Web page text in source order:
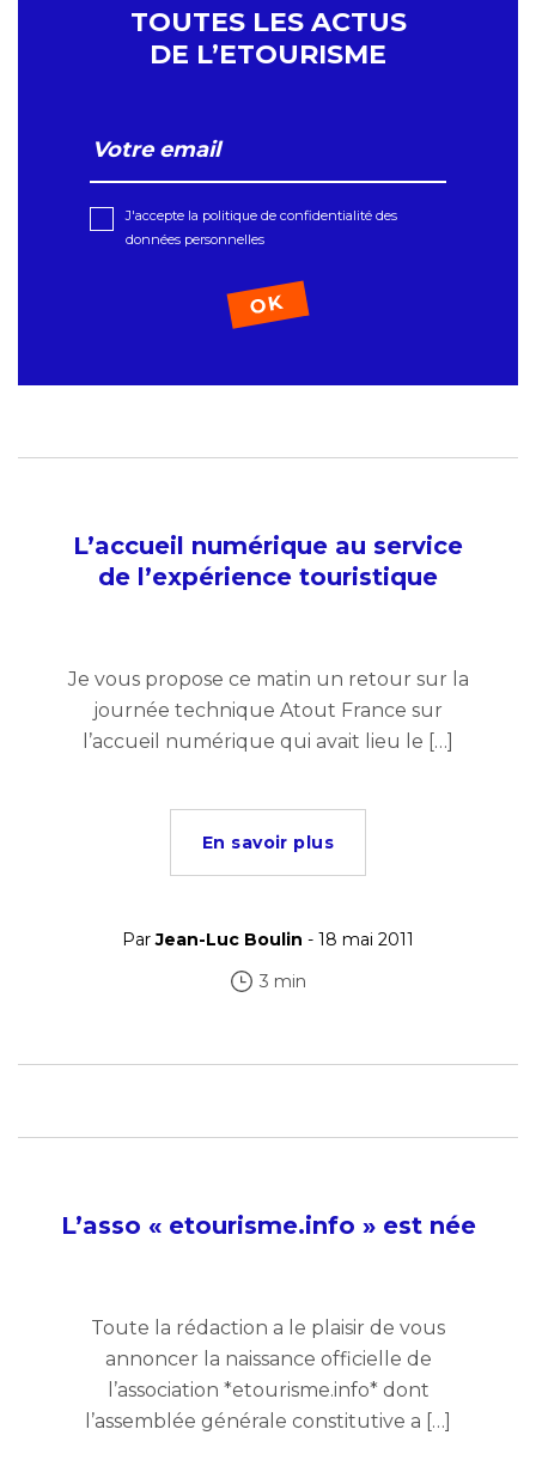
TOUTES LES ACTUS
DE L’ETOURISME
J'accepte la politique de confidentialité des
données personnelles
L’accueil numérique au service
de l’expérience touristique
Je vous propose ce matin un retour sur la
journée technique Atout France sur
l’accueil numérique qui avait lieu le […]
En savoir plus
ParJean-Luc Boulin - 18 mai 2011
3 min
L’asso « etourisme.info » est née
Toute la rédaction a le plaisir de vous
annoncer la naissance officielle de
l’association *etourisme.info* dont
l’assemblée générale constitutive a […]